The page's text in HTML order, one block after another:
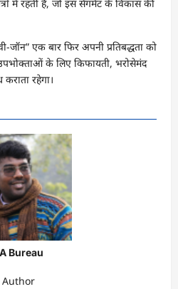
में रहती है, जो इस सेगमेंट के विकास की
एक बार फिर अपनी प्रतिबद्धता को
के लिए किफायती, भरोसेमंद
रहेगा।
Bureau
Author